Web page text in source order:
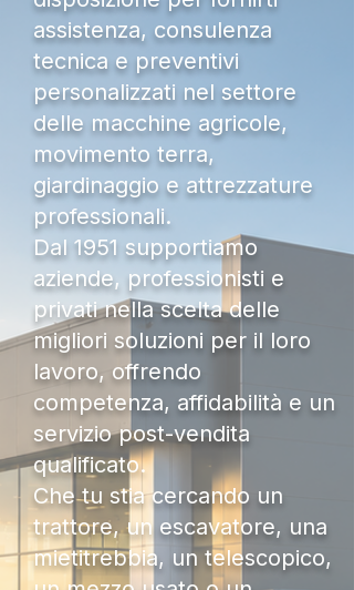
assistenza, consulenza
tecnica e preventivi
personalizzati nel settore
delle macchine agricole,
movimento terra,
giardinaggio e attrezzature
professionali.
Dal 1951 supportiamo
aziende, professionisti e
privati nella scelta delle
migliori soluzioni per il loro
lavoro, offrendo
competenza, affidabilità e un
servizio post-vendita
qualificato.
Che tu stia cercando un
trattore, un escavatore, una
mietitrebbia, un telescopico,